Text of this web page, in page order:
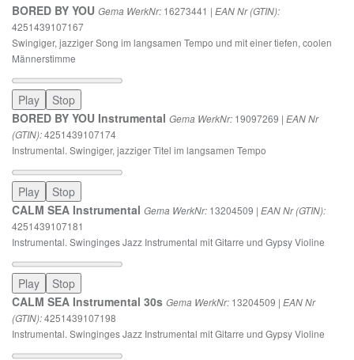
BORED BY YOU Gema WerkNr: 16273441 | EAN Nr (GTIN):
4251439107167
Swingiger, jazziger Song im langsamen Tempo und mit einer tiefen, coolen
Männerstimme
Play
Stop
BORED BY YOU Instrumental Gema WerkNr: 19097269 | EAN Nr
(GTIN):4251439107174
Instrumental. Swingiger, jazziger Titel im langsamen Tempo
Play
Stop
CALM SEA Instrumental Gema WerkNr: 13204509 | EAN Nr (GTIN):
4251439107181
Instrumental. Swinginges Jazz Instrumental mit Gitarre und Gypsy Violine
Play
Stop
CALM SEA Instrumental 30s Gema WerkNr: 13204509 | EAN Nr
(GTIN):4251439107198
Instrumental. Swinginges Jazz Instrumental mit Gitarre und Gypsy Violine